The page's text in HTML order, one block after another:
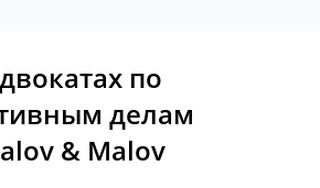
по
делам
& Malov